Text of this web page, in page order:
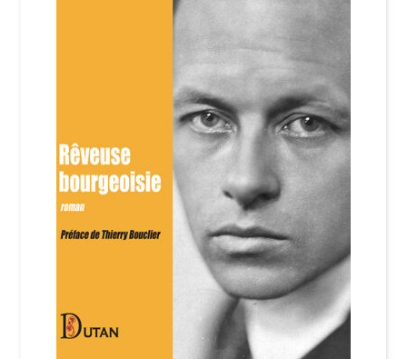
Politique de confidentialité et cookies
Qui sommes-nous ?
Soutien à Philippe Randa